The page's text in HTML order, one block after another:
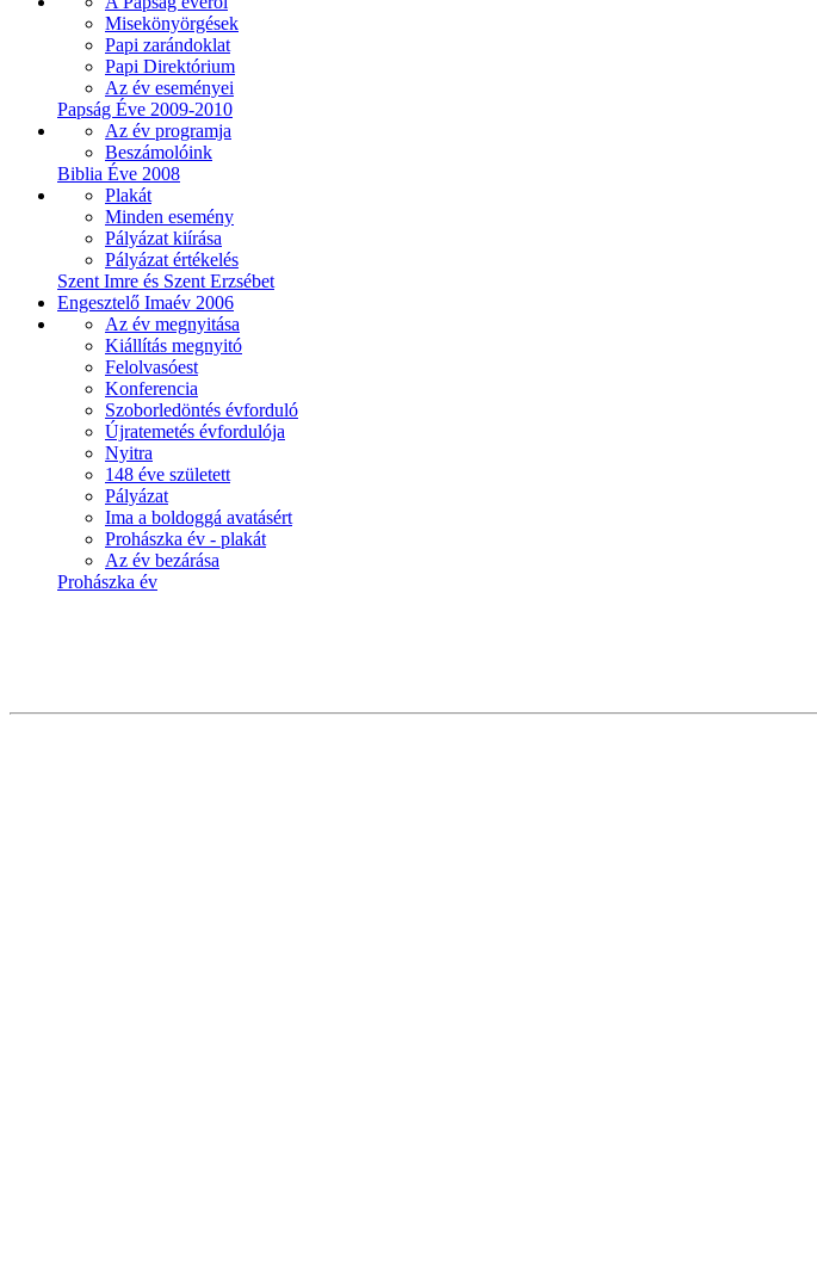
Misekönyörgések
Papi zarándoklat
Papi Direktórium
Az év eseményei
Papság Éve 2009-2010
Az év programja
Beszámolóink
Biblia Éve 2008
Plakát
Minden esemény
Pályázat kiírása
Pályázat értékelés
Szent Imre és Szent Erzsébet
Engesztelő Imaév 2006
Az év megnyitása
Kiállítás megnyitó
Felolvasóest
Konferencia
Szoborledöntés évforduló
Újratemetés évfordulója
Nyitra
148 éve született
Pályázat
Ima a boldoggá avatásért
Prohászka év - plakát
Az év bezárása
Prohászka év